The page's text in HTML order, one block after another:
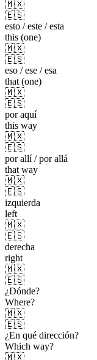
🇲🇽
🇪🇸
esto / este / esta
this (one)
🇲🇽
🇪🇸
eso / ese / esa
that (one)
🇲🇽
🇪🇸
por aquí
this way
🇲🇽
🇪🇸
por allí / por allá
that way
🇲🇽
🇪🇸
izquierda
left
🇲🇽
🇪🇸
derecha
right
🇲🇽
🇪🇸
¿Dónde?
Where?
🇲🇽
🇪🇸
¿En qué dirección?
Which way?
🇲🇽